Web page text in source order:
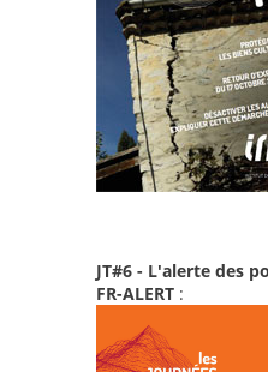
JT#6 - L'alerte des
FR-ALERT :